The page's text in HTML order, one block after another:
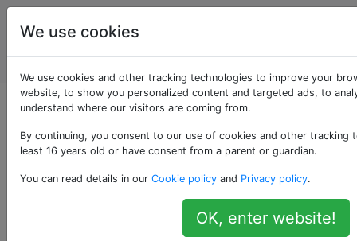
Puzzle di
programmazione
e codice Golf
Domande taggate
«complex-numbers»
complessi, inclusi l'analisi e la stampa, nonché
l'esecuzione di aritmetiche complesse. Questo tag
We use cookies
We use cookies and other tracking technologies to improve your
website, to show you personalized content and targeted ads, to
understand where our visitors are coming from.
By continuing, you consent to our use of cookies and other tracking
least 16 years old or have consent from a parent or guardian.
You can read details in our Cookie policy and Privacy policy.
OK, enter website!